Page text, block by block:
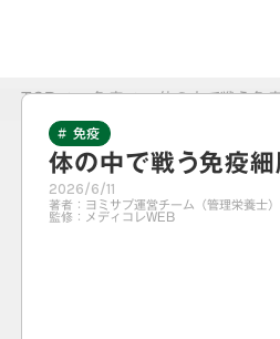
TOP > 免疫 > 体の中で戦う免
# 免疫
体の中で戦う免疫
2026/6/11
著者： ヨミサプ運営チーム（管理栄養士）
監修： メディコレWEB